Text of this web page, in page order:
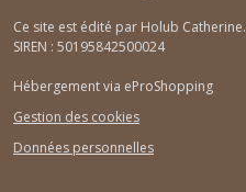
Ce site est édité par Holub Catherine.
SIREN : 50195842500024
Hébergement via eProShopping
Gestion des cookies
Données personnelles